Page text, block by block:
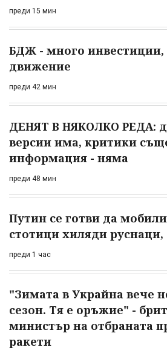
преди 15 мин
БДЖ - много инвестиции,
движение
преди 42 мин
ДЕНЯТ В НЯКОЛКО РЕДА:
версии има, критики
информация - няма
преди 48 мин
Путин се готви да
стотици хиляди руснаци,
преди 1 час
"Зимата в Украйна вече
сезон. Тя е оръжие" -
министър на отбраната
ракети